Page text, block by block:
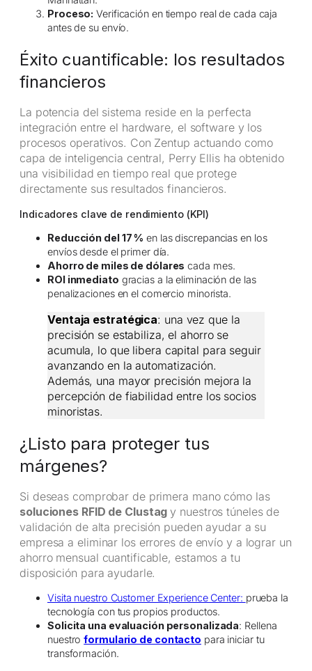
Proceso: Verificación en tiempo real de cada caja
antes de su envío.
Éxito cuantificable: los resultados
financieros
La potencia del sistema reside en la perfecta
integración entre el hardware, el software y los
procesos operativos. Con Zentup actuando como
capa de inteligencia central, Perry Ellis ha obtenido
una visibilidad en tiempo real que protege
directamente sus resultados financieros.
Indicadores clave de rendimiento (KPI)
Reducción del 17 % en las discrepancias en los
envíos desde el primer día.
Ahorro de miles de dólares cada mes.
ROI inmediato gracias a la eliminación de las
penalizaciones en el comercio minorista.
Ventaja estratégica: una vez que la
precisión se estabiliza, el ahorro se
acumula, lo que libera capital para seguir
avanzando en la automatización.
Además, una mayor precisión mejora la
percepción de fiabilidad entre los socios
minoristas.
¿Listo para proteger tus
márgenes?
Si deseas comprobar de primera mano cómo las
soluciones RFID de Clustagy nuestros túneles de
validación de alta precisión pueden ayudar a su
empresa a eliminar los errores de envío y a lograr un
ahorro mensual cuantificable, estamos a tu
disposición para ayudarle.
Visita nuestro Customer Experience Center: prueba la
tecnología con tus propios productos.
Solicita una evaluación personalizada: Rellena
nuestroformulario de contacto para iniciar tu
transformación.